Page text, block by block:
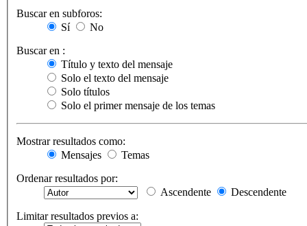
Buscar en subforos:
Sí
No
Buscar en :
Título y texto del mensaje
Solo el texto del mensaje
Solo títulos
Solo el primer mensaje de los temas
Mostrar resultados como:
Mensajes
Temas
Ordenar resultados por:
Ascendente
Descendente
Limitar resultados previos a: